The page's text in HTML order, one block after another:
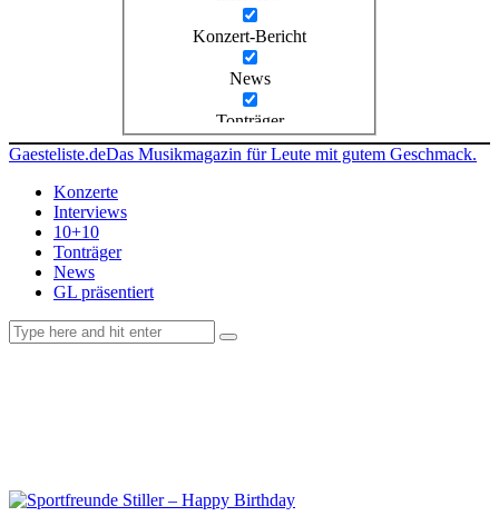
Konzert-Bericht
News
Tonträger
Gaesteliste.deDas Musikmagazin für Leute mit gutem Geschmack.
Konzerte
Interviews
10+10
Tonträger
News
GL präsentiert